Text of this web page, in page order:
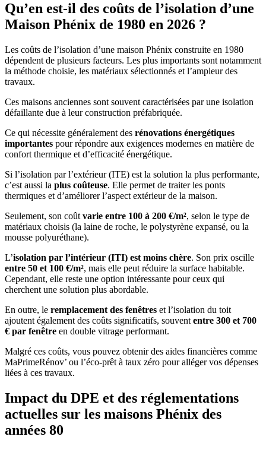
Qu’en est-il des coûts de l’isolation d’une
Maison Phénix de 1980 en 2026 ?
Les coûts de l’isolation d’une maison Phénix construite en 1980
dépendent de plusieurs facteurs. Les plus importants sont notamment
la méthode choisie, les matériaux sélectionnés et l’ampleur des
travaux.
Ces maisons anciennes sont souvent caractérisées par une isolation
défaillante due à leur construction préfabriquée.
Ce qui nécessite généralement des rénovations énergétiques
importantes pour répondre aux exigences modernes en matière de
confort thermique et d’efficacité énergétique.
Si l’isolation par l’extérieur (ITE) est la solution la plus performante,
c’est aussi la plus coûteuse. Elle permet de traiter les ponts
thermiques et d’améliorer l’aspect extérieur de la maison.
Seulement, son coût varie entre 100 à 200 €/m², selon le type de
matériaux choisis (la laine de roche, le polystyrène expansé, ou la
mousse polyuréthane).
L’isolation par l’intérieur (ITI) est moins chère. Son prix oscille
entre 50 et 100 €/m², mais elle peut réduire la surface habitable.
Cependant, elle reste une option intéressante pour ceux qui
cherchent une solution plus abordable.
En outre, le remplacement des fenêtres et l’isolation du toit
ajoutent également des coûts significatifs, souvent entre 300 et 700
€ par fenêtre en double vitrage performant.
Malgré ces coûts, vous pouvez obtenir des aides financières comme
MaPrimeRénov’ ou l’éco-prêt à taux zéro pour alléger vos dépenses
liées à ces travaux.
Impact du DPE et des réglementations
actuelles sur les maisons Phénix des
années 80